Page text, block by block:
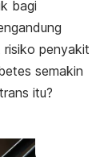
bagi
risiko penyakit
semakin
itu?